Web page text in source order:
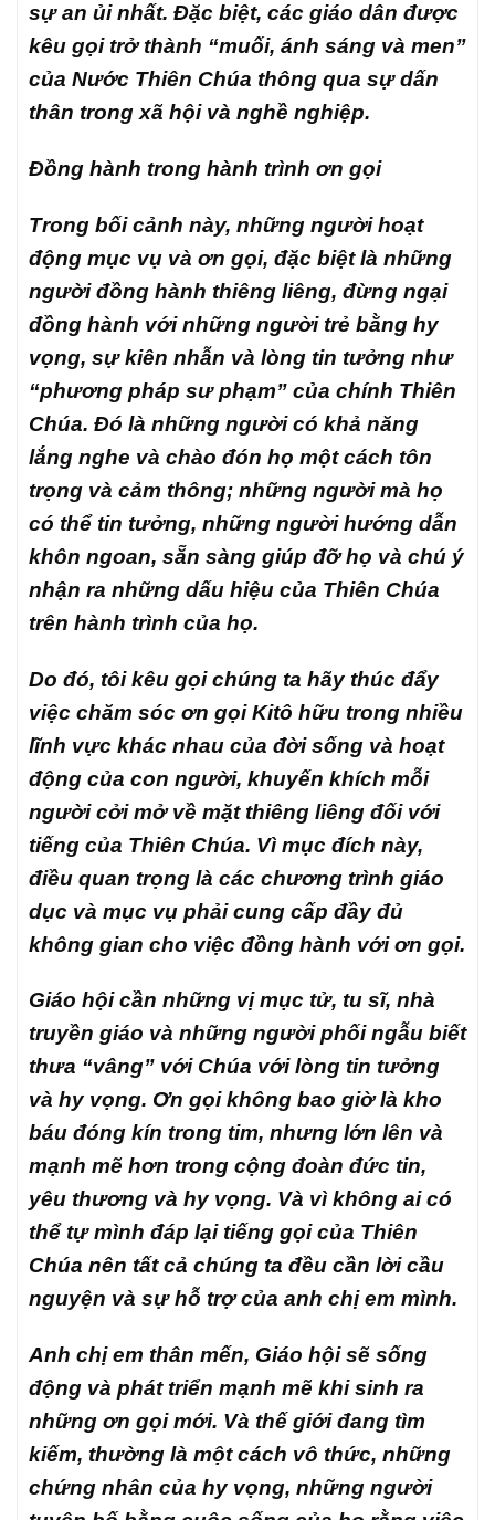
sự an ủi nhất. Đặc biệt, các giáo dân được
kêu gọi trở thành “muối, ánh sáng và men”
của Nước Thiên Chúa thông qua sự dấn
thân trong xã hội và nghề nghiệp.
Đồng hành trong hành trình ơn gọi
Trong bối cảnh này, những người hoạt
động mục vụ và ơn gọi, đặc biệt là những
người đồng hành thiêng liêng, đừng ngại
đồng hành với những người trẻ bằng hy
vọng, sự kiên nhẫn và lòng tin tưởng như
“phương pháp sư phạm” của chính Thiên
Chúa. Đó là những người có khả năng
lắng nghe và chào đón họ một cách tôn
trọng và cảm thông; những người mà họ
có thể tin tưởng, những người hướng dẫn
khôn ngoan, sẵn sàng giúp đỡ họ và chú ý
nhận ra những dấu hiệu của Thiên Chúa
trên hành trình của họ.
Do đó, tôi kêu gọi chúng ta hãy thúc đẩy
việc chăm sóc ơn gọi Kitô hữu trong nhiều
lĩnh vực khác nhau của đời sống và hoạt
động của con người, khuyến khích mỗi
người cởi mở về mặt thiêng liêng đối với
tiếng của Thiên Chúa. Vì mục đích này,
điều quan trọng là các chương trình giáo
dục và mục vụ phải cung cấp đầy đủ
không gian cho việc đồng hành với ơn gọi.
Giáo hội cần những vị mục tử, tu sĩ, nhà
truyền giáo và những người phối ngẫu biết
thưa “vâng” với Chúa với lòng tin tưởng
và hy vọng. Ơn gọi không bao giờ là kho
báu đóng kín trong tim, nhưng lớn lên và
mạnh mẽ hơn trong cộng đoàn đức tin,
yêu thương và hy vọng. Và vì không ai có
thể tự mình đáp lại tiếng gọi của Thiên
Chúa nên tất cả chúng ta đều cần lời cầu
nguyện và sự hỗ trợ của anh chị em mình.
Anh chị em thân mến, Giáo hội sẽ sống
động và phát triển mạnh mẽ khi sinh ra
những ơn gọi mới. Và thế giới đang tìm
kiếm, thường là một cách vô thức, những
chứng nhân của hy vọng, những người